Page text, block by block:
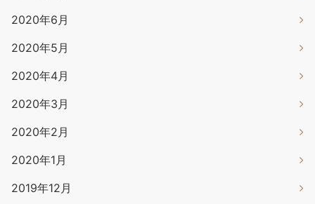
2020年6月
2020年5月
2020年4月
2020年3月
2020年2月
2020年1月
2019年12月